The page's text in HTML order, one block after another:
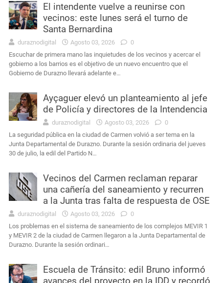
El intendente vuelve a reunirse con
vecinos: este lunes será el turno de
Santa Bernardina
duraznodigital Agosto 03, 2026
0
Escuchar de primera mano las inquietudes de los vecinos y acercar el
gobierno a los barrios es el objetivo de un nuevo encuentro que el
Gobierno de Durazno llevará adelante e…
Ayçaguer elevó un planteamiento al jefe
de Policía y directores de la Intendencia
duraznodigital Agosto 03, 2026
0
La seguridad pública en la ciudad de Carmen volvió a ser tema en la
Junta Departamental de Durazno. Durante la sesión ordinaria del jueves
30 de julio, la edil del Partido N…
Vecinos del Carmen reclaman reparar
una cañería del saneamiento y recurren
a la Junta tras falta de respuesta de OSE
duraznodigital Agosto 03, 2026
0
Los problemas en el sistema de saneamiento de los complejos MEVIR 1
y MEVIR 2 de la ciudad de Carmen llegaron a la Junta Departamental de
Durazno. Durante la sesión ordinari…
Escuela de Tránsito: edil Bruno informó
avances del proyecto en la IDD y recordó